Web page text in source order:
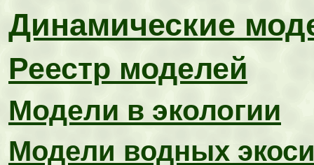
Динамические
Реестр моделей
Модели в экологии
Модели водных